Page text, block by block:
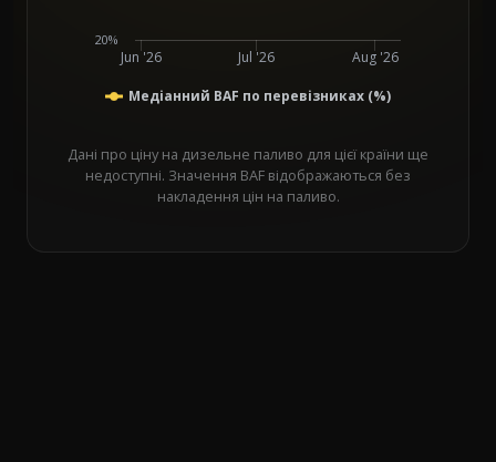
Медіанний BAF по перевізниках (%)
Jun '26 Jul '26 Aug '26
20%
Дані про ціну на дизельне паливо для цієї країни ще
недоступні. Значення BAF відображаються без
накладення цін на паливо.